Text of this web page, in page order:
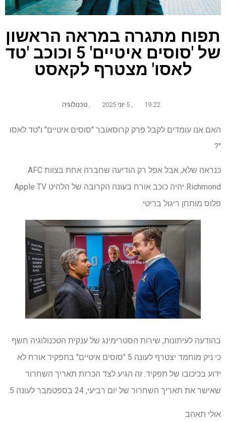
תפוח מתגרה במראה הראשון
של 'סוסים איטיים' 5 וכוכב 'טד
לאסו' מצטרף לקאסט
19:22 טכנולוגיה
האם אנו עומדים לקבל פרק קרוסאובר "סוסים איטיים" ו"טד לאסו
"?
כנראה שלא, אבל אפל רק הודיעה שחברה אחת בצוות AFC
Richmond יהיה כוכב אורח בעונה הקרובה של הלהיט Apple TV
פלוס מותחן ריגול בריטי.
בהודעה לעיתונות, שירות הסטרימינג של ענקית הטכנולוגיה חשף
כי ניק מוחמד יצטרף לעונה 5 "סוסים איטיים" בתפקיד אורח לא
ידוע בכיכובו של תפקיד. זה הגיע לצד הכרזת תאריך השחרור
שאישר את תאריך השחרור של יום רביעי, 24 בספטמבר לעונה 5.
אולי תאהב